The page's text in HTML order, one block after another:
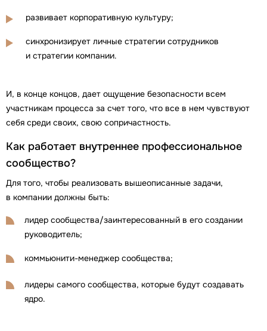
развивает корпоративную культуру;
синхронизирует личные стратегии сотрудников
и стратегии компании.
И, в конце концов, дает ощущение безопасности всем
участникам процесса за счет того, что все в нем чувствуют
себя среди своих, свою сопричастность.
Как работает внутреннее профессиональное
сообщество?
Для того, чтобы реализовать вышеописанные задачи,
в компании должны быть:
лидер сообщества/заинтересованный в его создании
руководитель;
коммьюнити-менеджер сообщества;
лидеры самого сообщества, которые будут создавать
ядро.